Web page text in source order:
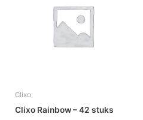
Clixo
Clixo Rainbow – 42 stuks